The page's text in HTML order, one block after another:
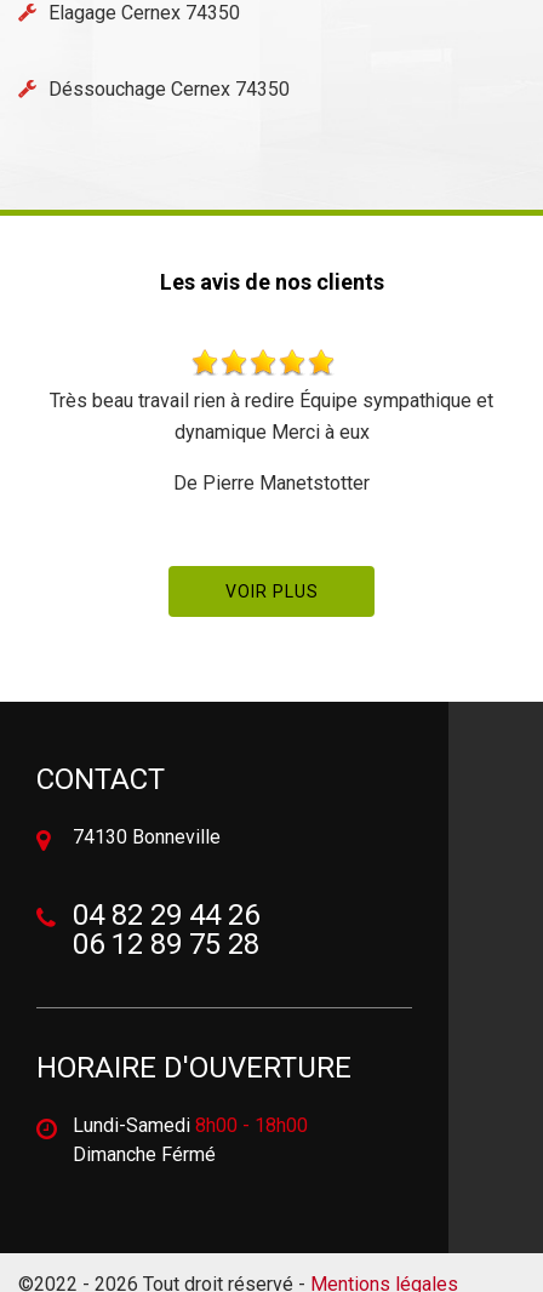
Elagage Cernex 74350
Déssouchage Cernex 74350
Les avis de nos clients
travail rien à redire Équipe sympathique et
dynamique Merci à eux
De Pierre Manetstotter
Très bon
VOIR PLUS
CONTACT
74130 Bonneville
04 82 29 44 26
06 12 89 75 28
HORAIRE D'OUVERTURE
Lundi-Samedi 8h00 - 18h00
Dimanche Férmé
©2022 - 2026 Tout droit réservé - Mentions légales